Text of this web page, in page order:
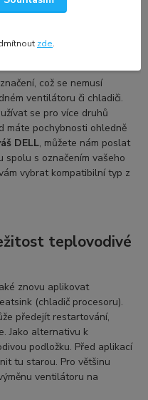
což se nemusí
ventilátoru či chladiči.
se pro více druhů
máte pochybnosti ohledně
DELL, můžete nám poslat
s označením vašeho
vybrat kompatibilní typ z
teplovodivé
znovu aplikovat
(chladič procesoru).
předejít restartování,
Jako alternativu k
podložku. Před aplikací
tu starou. Pro většinu
ventilátoru na
zde.